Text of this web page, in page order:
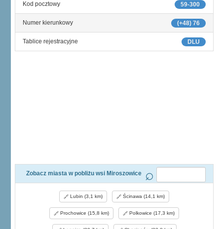
59-300
Kod pocztowy
(+48) 76
Numer kierunkowy
DLU
Tablice rejestracyjne
Zobacz miasta w pobliżu wsi Miroszowice
Lubin (3,1 km) Ścinawa (14,1 km)
Prochowice (15,8 km) Polkowice (17,3 km)